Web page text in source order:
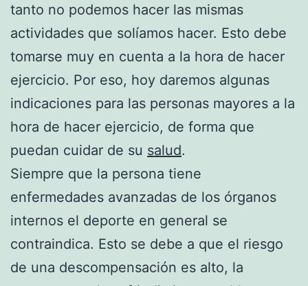
tanto no podemos hacer las mismas
actividades que solíamos hacer. Esto debe
tomarse muy en cuenta a la hora de hacer
ejercicio. Por eso, hoy daremos algunas
indicaciones para las personas mayores a la
hora de hacer ejercicio, de forma que
puedan cuidar de su salud.
Siempre que la persona tiene
enfermedades avanzadas de los órganos
internos el deporte en general se
contraindica. Esto se debe a que el riesgo
de una descompensación es alto, la